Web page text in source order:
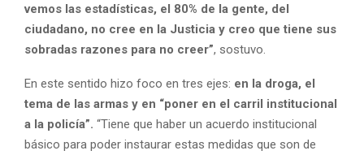
vemos las estadísticas, el 80% de la gente, del
ciudadano, no cree en la Justicia y creo que tiene sus
sobradas razones para no creer”, sostuvo.
En este sentido hizo foco en tres ejes: en la droga, el
tema de las armas y en “poner en el carril institucional
a la policía”. “Tiene que haber un acuerdo institucional
básico para poder instaurar estas medidas que son de